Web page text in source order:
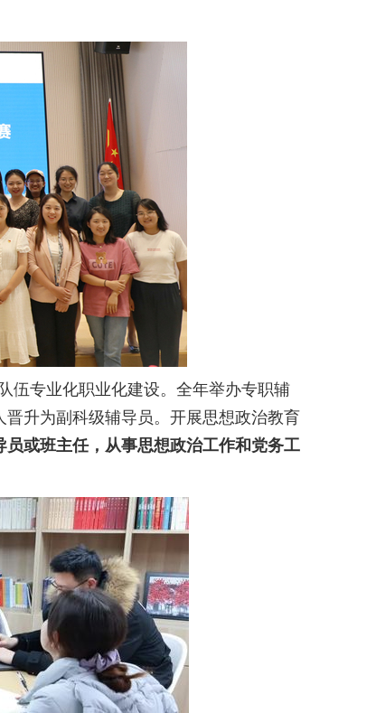
伍专业化职业化建设。 全年举办专职辅
升为副科级辅导员。开展思想政治教育
员或班主任，从事思想政治工作和党务工